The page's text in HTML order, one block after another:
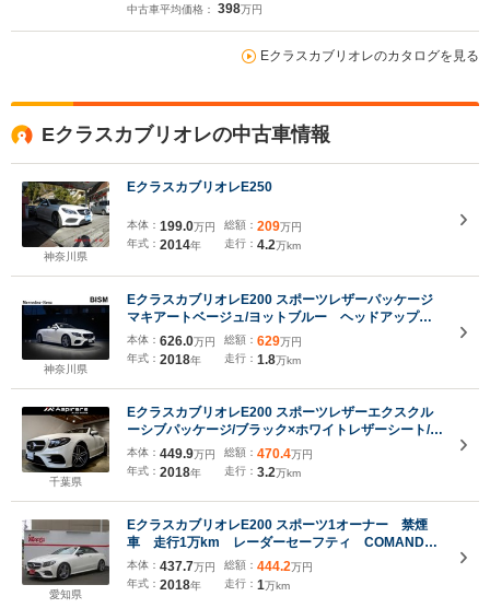
中古車平均価格： 398万円
Eクラスカブリオレのカタログを見る
Eクラスカブリオレの中古車情報
神奈川県
EクラスカブリオレE250
本体： 199.0万円
年式： 2014年
総額： 209万円
走行： 4.2万km
神奈川県
EクラスカブリオレE200 スポーツレザーパッケージ
マキアートベージュ/ヨットブルー ヘッドアップデ
ィスプレイ 全周囲カメラ バリオルーフ レーダー
セーフティ パフュームアトマイザー ブルメスター
サウンド AMG19インチホイール 禁煙
本体： 626.0万円
年式： 2018年
総額： 629万円
走行： 1.8万km
千葉県
EクラスカブリオレE200 スポーツレザーエクスクル
ーシブパッケージ/ブラック×ホワイトレザーシート/シ
ートヒーター/ヘッドアップディスプレイ/エアスカー
フ/Burmesterサウンド/ナビゲーションTV/全方位カメ
ラ/アンビエントライト/CarPlay/LED
本体： 449.9万円
年式： 2018年
総額： 470.4万円
走行： 3.2万km
愛知県
EクラスカブリオレE200 スポーツ1オーナー 禁煙
車 走行1万km レーダーセーフティ COMANDシ
ステム フルセグ 360°カメラ レザーパッケージ
シートヒーター HUD BSM ドラレコ キーレス
本体： 437.7万円
年式： 2018年
総額： 444.2万円
走行： 1万km